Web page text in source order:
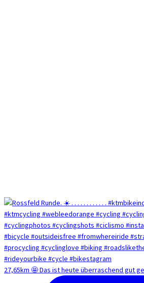
27,65km 🤩 Das ist heute überraschend gut